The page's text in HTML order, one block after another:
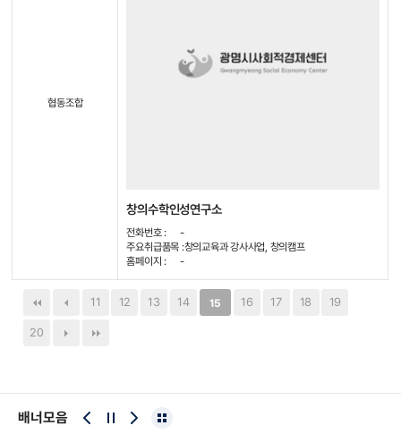
협동조합
창의수학인성연구소
전화번호 :
-
주요취급품목 :창의교육과 강사사업, 창의캠프
홈페이지 :
-
11 12 13 14 15 16 17 18 19
20
배너모음